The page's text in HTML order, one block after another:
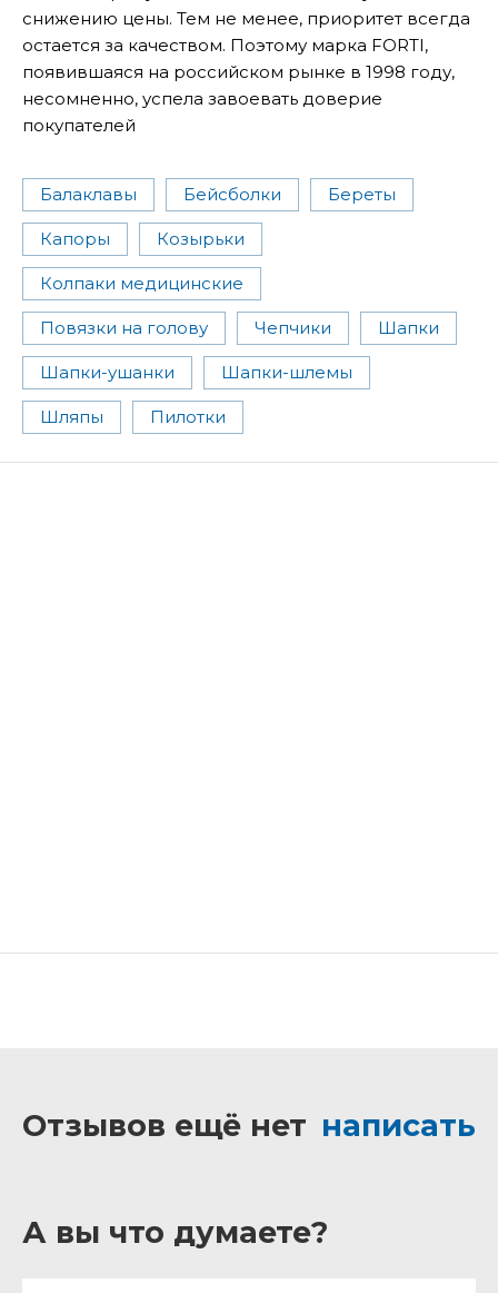
снижению цены. Тем не менее, приоритет всегда
остается за качеством. Поэтому марка FORTI,
появившаяся на российском рынке в 1998 году,
несомненно, успела завоевать доверие
покупателей
Балаклавы Бейсболки Береты
Капоры Козырьки
Колпаки медицинские
Повязки на голову Чепчики Шапки
Шапки-ушанки Шапки-шлемы
Шляпы Пилотки
Отзывов ещё нет написать
А вы что думаете?